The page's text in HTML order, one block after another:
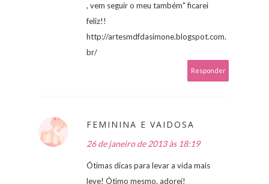
, vem seguir o meu também" ficarei
feliz!!
http://artesmdfdasimone.blogspot.com.
br/
Responder
FEMININA E VAIDOSA
26 de janeiro de 2013 às 18:19
Ótimas dicas para levar a vida mais
leve! Ótimo mesmo, adorei!